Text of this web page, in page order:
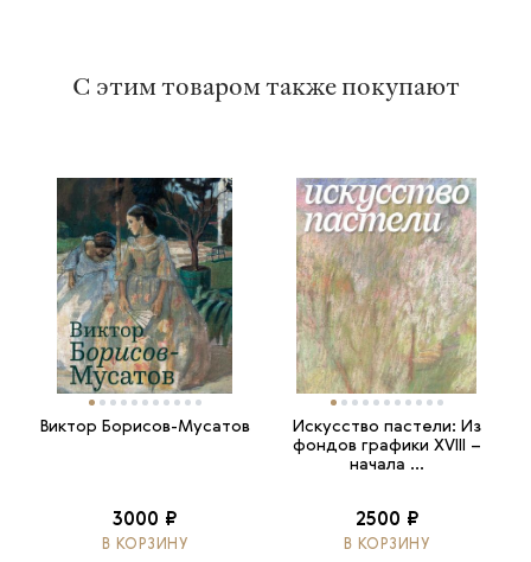
С этим товаром также покупают
Виктор Борисов-Мусатов
3000 ₽
В КОРЗИНУ
Искусство пастели: Из
фондов графики XVIII –
начала ...
2500 ₽
В КОРЗИНУ